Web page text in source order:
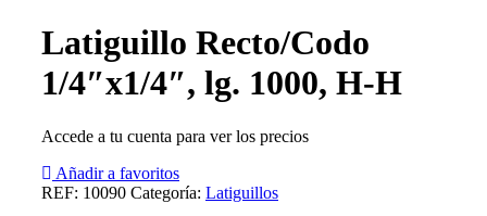
Latiguillo Recto/Codo
1/4″x1/4″, lg. 1000, H-H
Accede a tu cuenta para ver los precios
Añadir a favoritos
REF: 10090 Categoría: Latiguillos